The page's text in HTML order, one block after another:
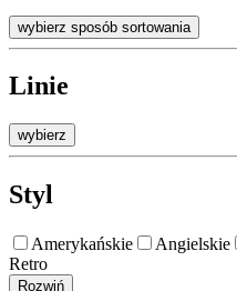
wybierz sposób sortowania
Linie
wybierz
Styl
Amerykańskie Angielskie
Retro
Rozwiń